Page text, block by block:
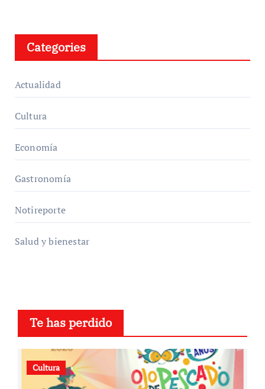
Categories
Actualidad
Cultura
Economía
Gastronomía
Notireporte
Salud y bienestar
Te has perdido
Cultura